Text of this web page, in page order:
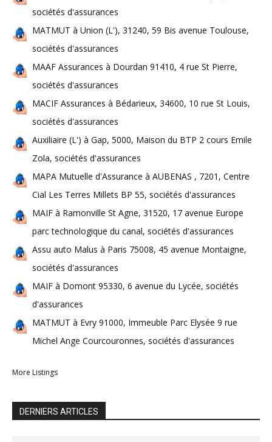
sociétés d'assurances
MATMUT à Union (L'), 31240, 59 Bis avenue Toulouse,
sociétés d'assurances
MAAF Assurances à Dourdan 91410, 4 rue St Pierre,
sociétés d'assurances
MACIF Assurances à Bédarieux, 34600, 10 rue St Louis,
sociétés d'assurances
Auxiliaire (L') à Gap, 5000, Maison du BTP 2 cours Emile
Zola, sociétés d'assurances
MAPA Mutuelle d'Assurance à AUBENAS , 7201, Centre
Cial Les Terres Millets BP 55, sociétés d'assurances
MAIF à Ramonville St Agne, 31520, 17 avenue Europe
parc technologique du canal, sociétés d'assurances
Assu auto Malus à Paris 75008, 45 avenue Montaigne,
sociétés d'assurances
MAIF à Domont 95330, 6 avenue du Lycée, sociétés
d'assurances
MATMUT à Evry 91000, Immeuble Parc Elysée 9 rue
Michel Ange Courcouronnes, sociétés d'assurances
More Listings
DERNIERS ARTICLES